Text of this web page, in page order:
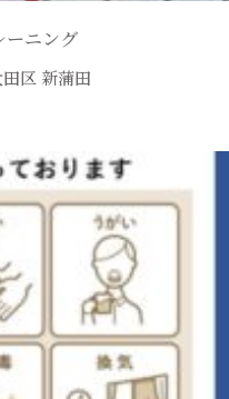
ーニング
田区 新蒲田